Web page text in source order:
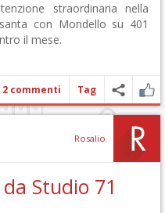
straordinaria nella
con Mondello su 401
il mese.
2 commenti Tag
Rosalio
Studio 71